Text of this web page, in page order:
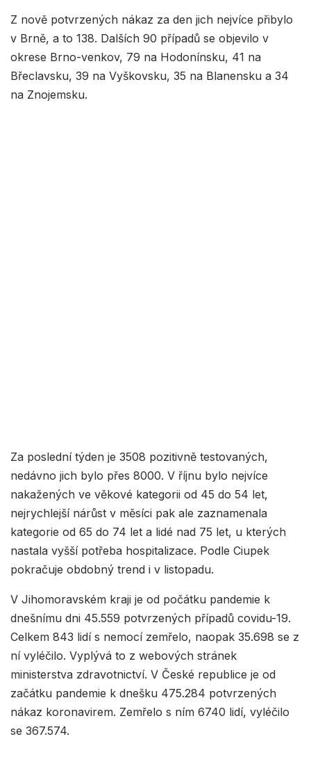
Z nově potvrzených nákaz za den jich nejvíce přibylo
v Brně, a to 138. Dalších 90 případů se objevilo v
okrese Brno-venkov, 79 na Hodonínsku, 41 na
Břeclavsku, 39 na Vyškovsku, 35 na Blanensku a 34
na Znojemsku.
Za poslední týden je 3508 pozitivně testovaných,
nedávno jich bylo přes 8000. V říjnu bylo nejvíce
nakažených ve věkové kategorii od 45 do 54 let,
nejrychlejší nárůst v měsíci pak ale zaznamenala
kategorie od 65 do 74 let a lidé nad 75 let, u kterých
nastala vyšší potřeba hospitalizace. Podle Ciupek
pokračuje obdobný trend i v listopadu.
V Jihomoravském kraji je od počátku pandemie k
dnešnímu dni 45.559 potvrzených případů covidu-19.
Celkem 843 lidí s nemocí zemřelo, naopak 35.698 se z
ní vyléčilo. Vyplývá to z webových stránek
ministerstva zdravotnictví. V České republice je od
začátku pandemie k dnešku 475.284 potvrzených
nákaz koronavirem. Zemřelo s ním 6740 lidí, vyléčilo
se 367.574.